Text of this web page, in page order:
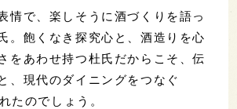
情で、楽しそうに酒づくりを語っ
。飽くなき探究心と、酒造りを心
をあわせ持つ杜氏だからこそ、伝
、現代のダイニングをつなぐ
たのでしょう。